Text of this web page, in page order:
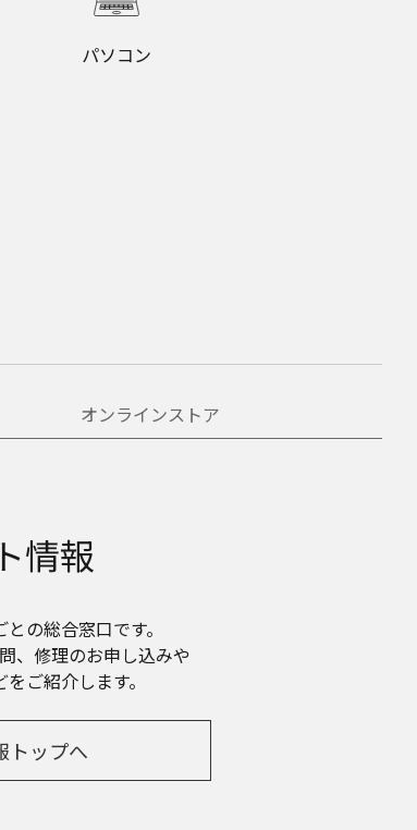
パソコン
オンラインストア
情報
の総合窓口です。
、修理のお申し込みや
ご紹介します。
トップへ